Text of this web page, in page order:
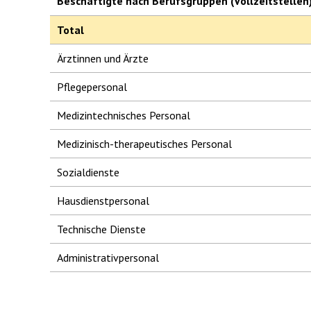
Total
Ärztinnen und Ärzte
Pflegepersonal
Medizintechnisches Personal
Medizinisch-therapeutisches Personal
Sozialdienste
Hausdienstpersonal
Technische Dienste
Administrativpersonal